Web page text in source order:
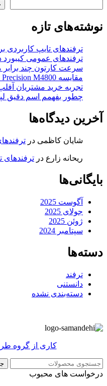
نوشته‌های تازه
ترفندهای تایپ کاربردی
ترفندهای عمومی کیبورد
سرعت کارتون چند برابر
مقایسه Dell Precision M4800 با لپ‌تاپ‌های نسل ۱۰ سری u
تجربه خرید مشتریان
چطور بفهمم اسم دقیق
آخرین دیدگاه‌ها
شایان کاظمی در
ریحانه زارع در ترفندهای
بایگانی‌ها
آگوست 2025
جولای 2025
ژوئن 2025
سپتامبر 2024
دسته‌ها
ترفند
دانستنی
دسته‌بندی نشده
کاری از گروه
درخواست های محبوب